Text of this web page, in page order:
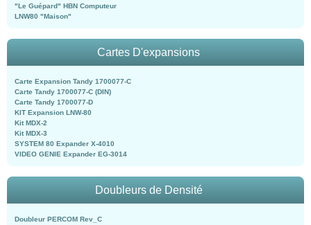
"Le Guépard" HBN Computeur
LNW80 "Maison"
Cartes D'expansions
Carte Expansion Tandy 1700077-C
Carte Tandy 1700077-C (DIN)
Carte Tandy 1700077-D
KIT Expansion LNW-80
Kit MDX-2
Kit MDX-3
SYSTEM 80 Expander X-4010
VIDEO GENIE Expander EG-3014
Doubleurs de Densité
Doubleur PERCOM Rev_C